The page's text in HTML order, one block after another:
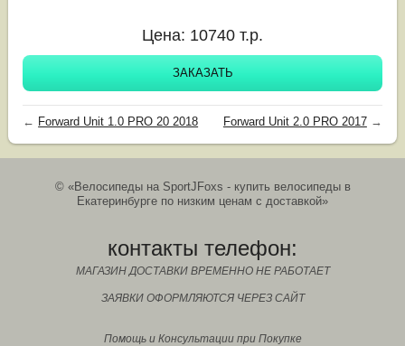
Цена: 10740 т.р.
ЗАКАЗАТЬ
← Forward Unit 1.0 PRO 20 2018 Forward Unit 2.0 PRO 2017→
© «Велосипеды на SportJFoxs - купить велосипеды в
Екатеринбурге по низким ценам с доставкой»
контакты телефон:
МАГАЗИН ДОСТАВКИ ВРЕМЕННО НЕ РАБОТАЕТ
ЗАЯВКИ ОФОРМЛЯЮТСЯ ЧЕРЕЗ САЙТ
Помощь и Консультации при Покупке